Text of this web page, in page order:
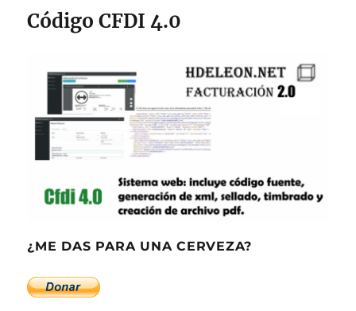
Código CFDI 4.0
¿ME DAS PARA UNA CERVEZA?